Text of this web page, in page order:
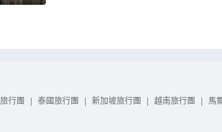
行團 | 泰國旅行團 | 新加坡旅行團 | 越南旅行團 | 馬